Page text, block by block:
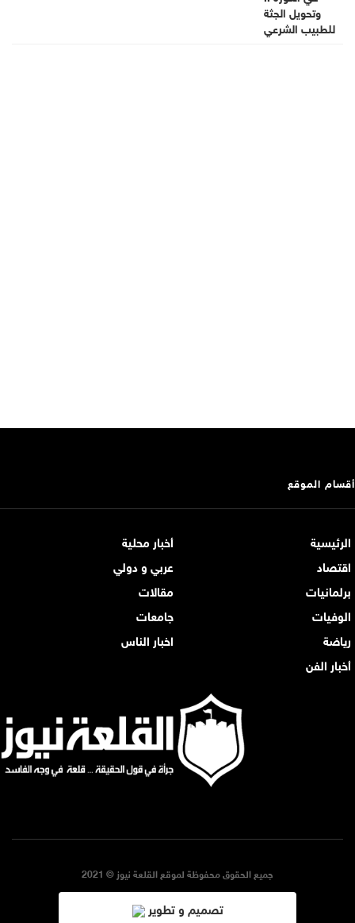
أقسام الموقع
الرئيسية
أخبار محلية
اقتصاد
عربي و دولي
برلمانيات
مقالات
الوفيات
جامعات
رياضة
اخبار الناس
أخبار الفن
جميع الحقوق محفوظة لموقع القلعة نيوز © 2021
تصميم و تطوير